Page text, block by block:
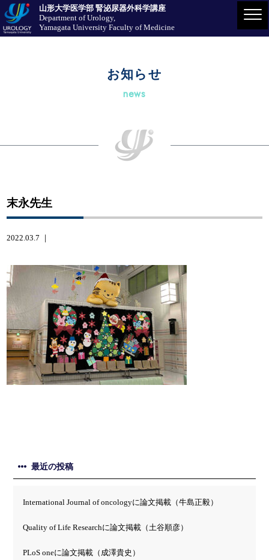
山形大学医学部 腎泌尿器外科学講座
Department of Urology,
Yamagata University Faculty of Medicine
お知らせ
news
末永先生
2022.03.7 ｜
最近の投稿
International Journal of oncologyに論文掲載（牛島正毅）
Quality of Life Researchに論文掲載（土谷順彦）
PLoS oneに論文掲載（成澤貴史）